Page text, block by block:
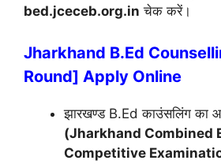
bed.jceceb.org.in चेक करें।
Jharkhand B.Ed
Round] Apply Online
झारखण्ड B.Ed काउंसलिंग का
(Jharkhand Combined
Competitive